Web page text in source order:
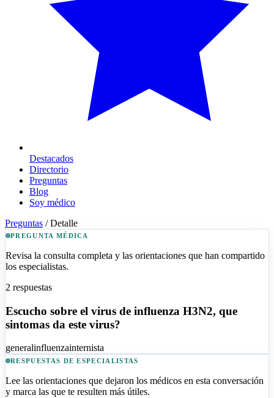
Destacados
Directorio
Preguntas
Blog
Soy médico
Preguntas / Detalle
PREGUNTA MÉDICA
Revisa la consulta completa y las orientaciones que han compartido
los especialistas.
2 respuestas
Escucho sobre el virus de influenza H3N2, que
sintomas da este virus?
generalinfluenzainternista
RESPUESTAS DE ESPECIALISTAS
Lee las orientaciones que dejaron los médicos en esta conversación
y marca las que te resulten más útiles.